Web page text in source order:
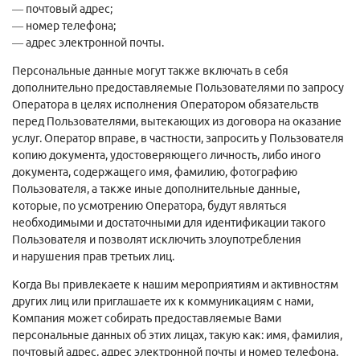
— почтовый адрес;
— номер телефона;
— адрес электронной почты.
Персональные данные могут также включать в себя
дополнительно предоставляемые Пользователями по запросу
Оператора в целях исполнения Оператором обязательств
перед Пользователями, вытекающих из договора на оказание
услуг. Оператор вправе, в частности, запросить у Пользователя
копию документа, удостоверяющего личность, либо иного
документа, содержащего имя, фамилию, фотографию
Пользователя, а также иные дополнительные данные,
которые, по усмотрению Оператора, будут являться
необходимыми и достаточными для идентификации такого
Пользователя и позволят исключить злоупотребления
и нарушения прав третьих лиц.
Когда Вы привлекаете к нашим мероприятиям и активностям
других лиц или приглашаете их к коммуникациям с нами,
Компания может собирать предоставляемые Вами
персональные данных об этих лицах, такую как: имя, фамилия,
почтовый адрес, адрес электронной почты и номер телефона.